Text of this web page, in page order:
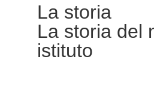
La storia
La storia del
istituto